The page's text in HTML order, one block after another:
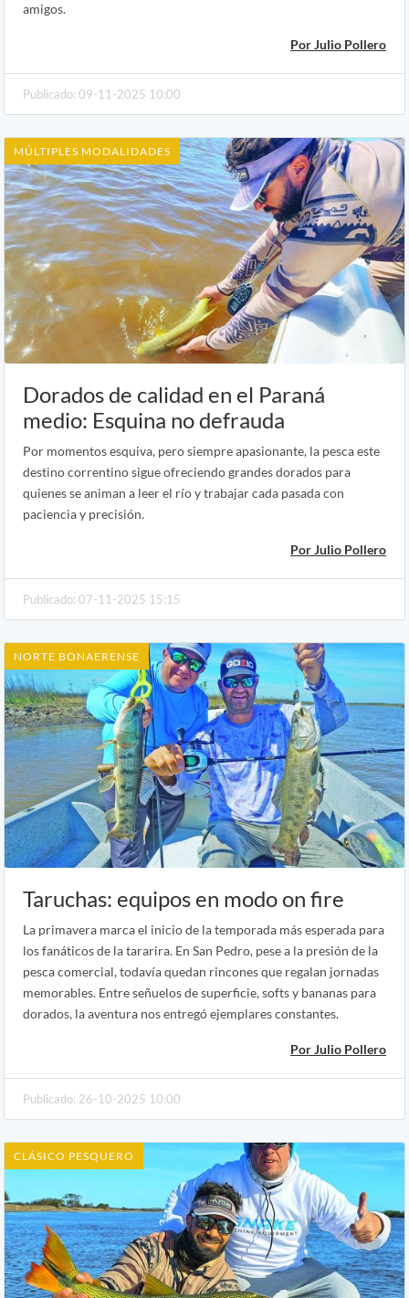
amigos.
Por Julio Pollero
Publicado: 09-11-2025 10:00
MÚLTIPLES MODALIDADES
Dorados de calidad en el Paraná
medio: Esquina no defrauda
Por momentos esquiva, pero siempre apasionante, la pesca este
destino correntino sigue ofreciendo grandes dorados para
quienes se animan a leer el río y trabajar cada pasada con
paciencia y precisión.
Por Julio Pollero
Publicado: 07-11-2025 15:15
NORTE BONAERENSE
Taruchas: equipos en modo on fire
La primavera marca el inicio de la temporada más esperada para
los fanáticos de la tararira. En San Pedro, pese a la presión de la
pesca comercial, todavía quedan rincones que regalan jornadas
memorables. Entre señuelos de superficie, softs y bananas para
dorados, la aventura nos entregó ejemplares constantes.
Por Julio Pollero
Publicado: 26-10-2025 10:00
CLÁSICO PESQUERO